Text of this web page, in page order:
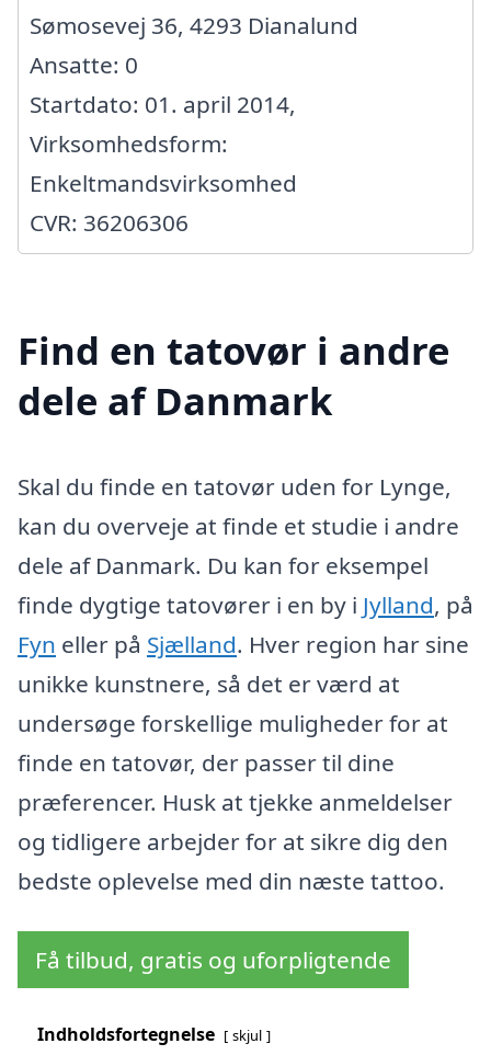
Sømosevej 36, 4293 Dianalund
Ansatte: 0
Startdato: 01. april 2014,
Virksomhedsform:
Enkeltmandsvirksomhed
CVR: 36206306
Find en tatovør i andre
dele af Danmark
Skal du finde en tatovør uden for Lynge,
kan du overveje at finde et studie i andre
dele af Danmark. Du kan for eksempel
finde dygtige tatovører i en by i Jylland, på
Fyn eller på Sjælland. Hver region har sine
unikke kunstnere, så det er værd at
undersøge forskellige muligheder for at
finde en tatovør, der passer til dine
præferencer. Husk at tjekke anmeldelser
og tidligere arbejder for at sikre dig den
bedste oplevelse med din næste tattoo.
Få tilbud, gratis og uforpligtende
Indholdsfortegnelse skjul